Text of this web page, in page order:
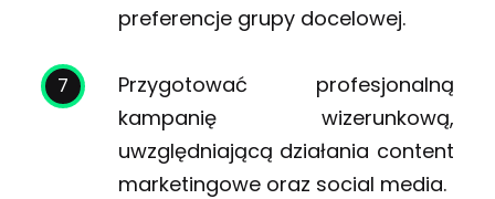
preferencje grupy docelowej.
Przygotować profesjonalną
kampanię wizerunkową,
uwzględniającą działania content
marketingowe oraz social media.